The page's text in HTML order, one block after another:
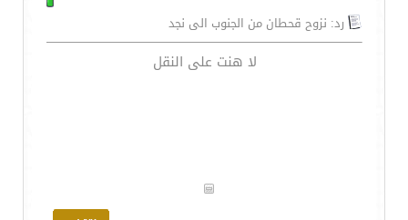
رد: نزوح قحطان من الجنوب الى نجد
لا هنت على النقل